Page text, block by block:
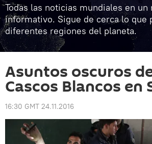
Todas las noticias mundiales en
informativo. Sigue de cerca lo que
diferentes regiones del planeta.
Asuntos oscuros
Cascos Blancos en
16:30 GMT 24.11.2016